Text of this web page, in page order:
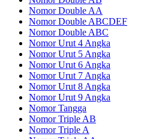
Nomor Double AA
Nomor Double ABCDEF
Nomor Double ABC
Nomor Urut 4 Angka
Nomor Urut 5 Angka
Nomor Urut 6 Angka
Nomor Urut 7 Angka
Nomor Urut 8 Angka
Nomor Urut 9 Angka
Nomor Tangga
Nomor Triple AB
Nomor Triple A